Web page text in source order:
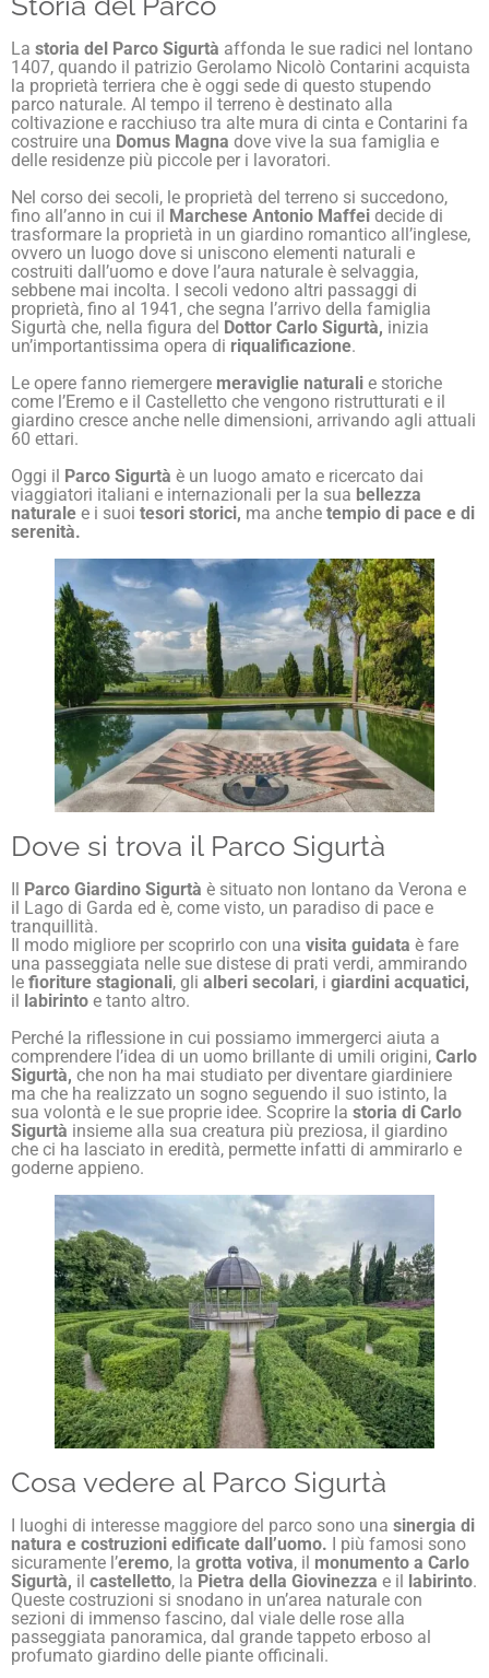
La storia del Parco Sigurtà affonda le sue radici nel lontano
1407, quando il patrizio Gerolamo Nicolò Contarini acquista
la proprietà terriera che è oggi sede di questo stupendo
parco naturale. Al tempo il terreno è destinato alla
coltivazione e racchiuso tra alte mura di cinta e Contarini fa
costruire una Domus Magna dove vive la sua famiglia e
delle residenze più piccole per i lavoratori.
Nel corso dei secoli, le proprietà del terreno si succedono,
fino all’anno in cui il Marchese Antonio Maffei decide di
trasformare la proprietà in un giardino romantico all’inglese,
ovvero un luogo dove si uniscono elementi naturali e
costruiti dall’uomo e dove l’aura naturale è selvaggia,
sebbene mai incolta. I secoli vedono altri passaggi di
proprietà, fino al 1941, che segna l’arrivo della famiglia
Sigurtà che, nella figura del Dottor Carlo Sigurtà, inizia
un’importantissima opera di riqualificazione.
Le opere fanno riemergere meraviglie naturali e storiche
come l’Eremo e il Castelletto che vengono ristrutturati e il
giardino cresce anche nelle dimensioni, arrivando agli attuali
60 ettari.
Oggi il Parco Sigurtà è un luogo amato e ricercato dai
viaggiatori italiani e internazionali per la sua bellezza
naturale e i suoi tesori storici, ma anche tempio di pace e di
serenità.
Dove si trova il Parco Sigurtà
Il Parco Giardino Sigurtà è situato non lontano da Verona e
il Lago di Garda ed è, come visto, un paradiso di pace e
tranquillità.
Il modo migliore per scoprirlo con una visita guidata è fare
una passeggiata nelle sue distese di prati verdi, ammirando
le fioriture stagionali, gli alberi secolari, i giardini acquatici,
il labirinto e tanto altro.
Perché la riflessione in cui possiamo immergerci aiuta a
comprendere l’idea di un uomo brillante di umili origini, Carlo
Sigurtà, che non ha mai studiato per diventare giardiniere
ma che ha realizzato un sogno seguendo il suo istinto, la
sua volontà e le sue proprie idee. Scoprire la storia di Carlo
Sigurtà insieme alla sua creatura più preziosa, il giardino
che ci ha lasciato in eredità, permette infatti di ammirarlo e
goderne appieno.
Cosa vedere al Parco Sigurtà
I luoghi di interesse maggiore del parco sono una sinergia di
natura e costruzioni edificate dall’uomo. I più famosi sono
sicuramente l’eremo, la grotta votiva, il monumento a Carlo
Sigurtà, il castelletto, la Pietra della Giovinezza e il labirinto.
Queste costruzioni si snodano in un’area naturale con
sezioni di immenso fascino, dal viale delle rose alla
passeggiata panoramica, dal grande tappeto erboso al
profumato giardino delle piante officinali.